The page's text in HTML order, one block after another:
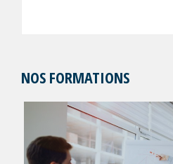
NOS FORMATIONS